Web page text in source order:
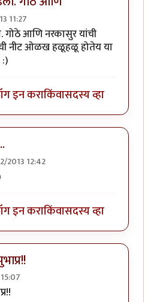
11:27
आणि नरकासुर यांची
नीट ओळख हळूहळू होतेय या
इन कराकिंवासदस्य व्हा
2013 12:42
इन कराकिंवासदस्य व्हा